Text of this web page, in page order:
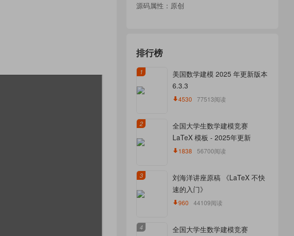
源码属性：原创
排行榜
1
美国数学建模 2025 年更新版本
6.3.3
4530 77513阅读
2
全国大学生数学建模竞赛
LaTeX 模板 - 2025年更新
1838 56700阅读
3
刘海洋讲座原稿 《LaTeX 不快
速的入门》
960 44109阅读
4
全国大学生数学建模竞赛